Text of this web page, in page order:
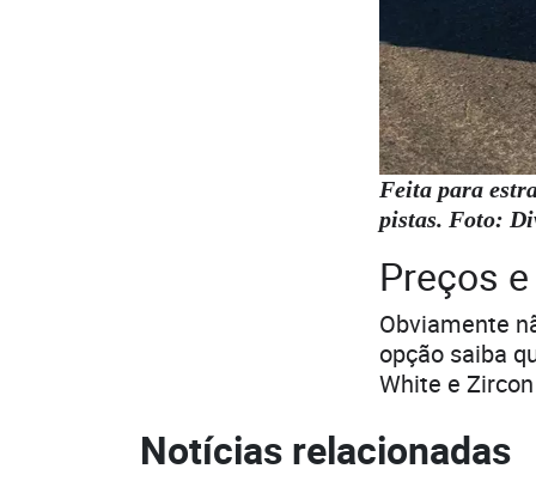
Feita para
pistas. Foto:
Preços
Obviamente
opção saiba
White e
Notícias relacionadas